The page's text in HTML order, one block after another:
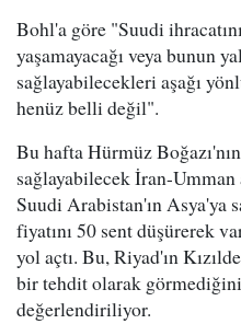
Bohl'a göre "Suudi
yaşamayacağı veya bunun
sağlayabilecekleri aşağı
henüz belli değil".
Bu hafta Hürmüz
sağlayabilecek İran-
Suudi Arabistan'ın Asya'ya
fiyatını 50 sent düşürerek
yol açtı. Bu, Riyad'ın
bir tehdit olarak
değerlendiriliyor.